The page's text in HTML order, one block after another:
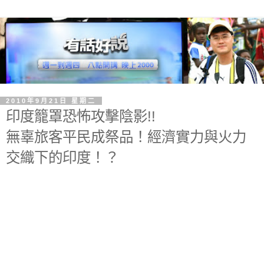
2010年9月21日 星期二
印度籠罩恐怖攻擊陰影!!
無辜旅客平民成祭品！經濟實力與火力
交織下的印度！？